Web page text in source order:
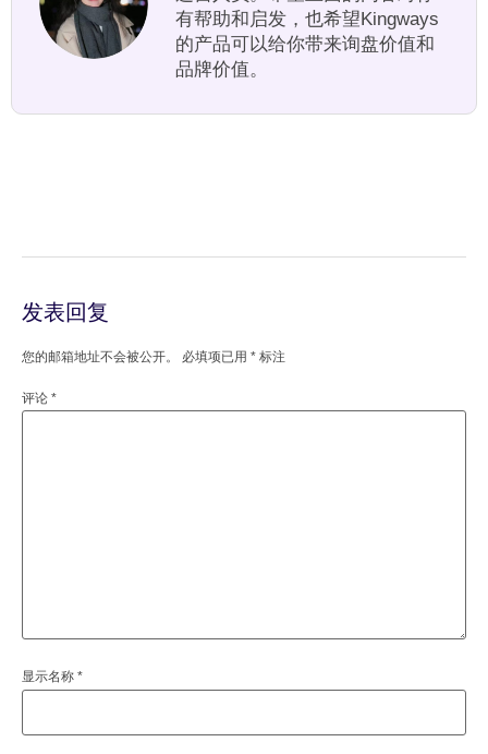
有帮助和启发，也希望Kingways
的产品可以给你带来询盘价值和
品牌价值。
发表回复
您的邮箱地址不会被公开。 必填项已用 * 标注
评论 *
显示名称 *